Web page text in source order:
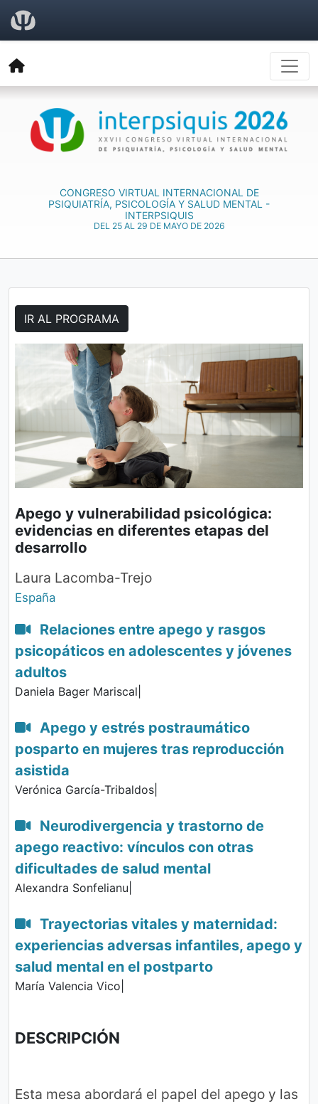
CONGRESO VIRTUAL INTERNACIONAL DE
PSIQUIATRÍA, PSICOLOGÍA Y SALUD MENTAL -
INTERPSIQUIS
DEL 25 AL 29 DE MAYO DE 2026
IR AL PROGRAMA
Apego y vulnerabilidad psicológica:
evidencias en diferentes etapas del
desarrollo
Laura Lacomba-Trejo
España
Relaciones entre apego y rasgos
psicopáticos en adolescentes y jóvenes
adultos
Daniela Bager Mariscal|
Apego y estrés postraumático
posparto en mujeres tras reproducción
asistida
Verónica García-Tribaldos|
Neurodivergencia y trastorno de
apego reactivo: vínculos con otras
dificultades de salud mental
Alexandra Sonfelianu|
Trayectorias vitales y maternidad:
experiencias adversas infantiles, apego y
salud mental en el postparto
María Valencia Vico|
DESCRIPCIÓN
Esta mesa abordará el papel del apego y las